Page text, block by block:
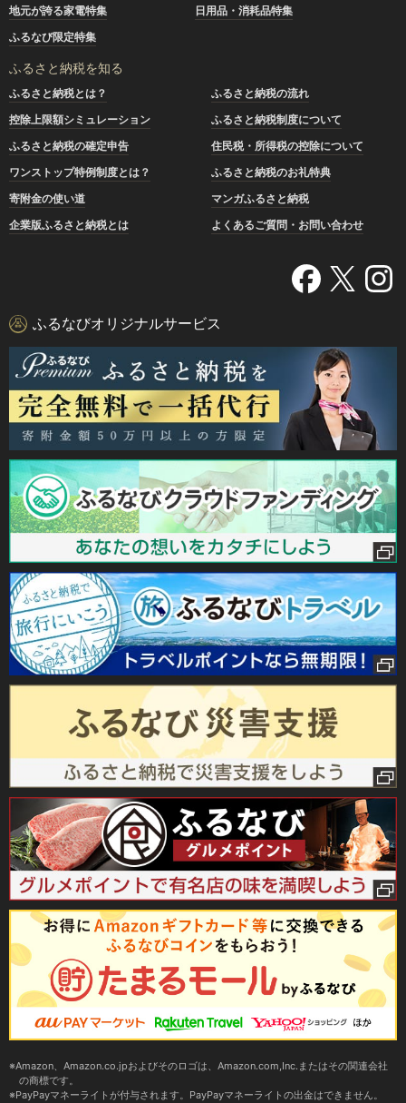
地元が誇る家電特集
日用品・消耗品特集
ふるなび限定特集
ふるさと納税を知る
ふるさと納税とは？
ふるさと納税の流れ
控除上限額シミュレーション
ふるさと納税制度について
ふるさと納税の確定申告
住民税・所得税の控除について
ワンストップ特例制度とは？
ふるさと納税のお礼特典
寄附金の使い道
マンガふるさと納税
企業版ふるさと納税とは
よくあるご質問・お問い合わせ
ふるなびオリジナルサービス
Amazon、Amazon.co.jpおよびそのロゴは、Amazon.com,Inc.またはその関連会社
の商標です。
PayPayマネーライトが付与されます。PayPayマネーライトの出金はできません。